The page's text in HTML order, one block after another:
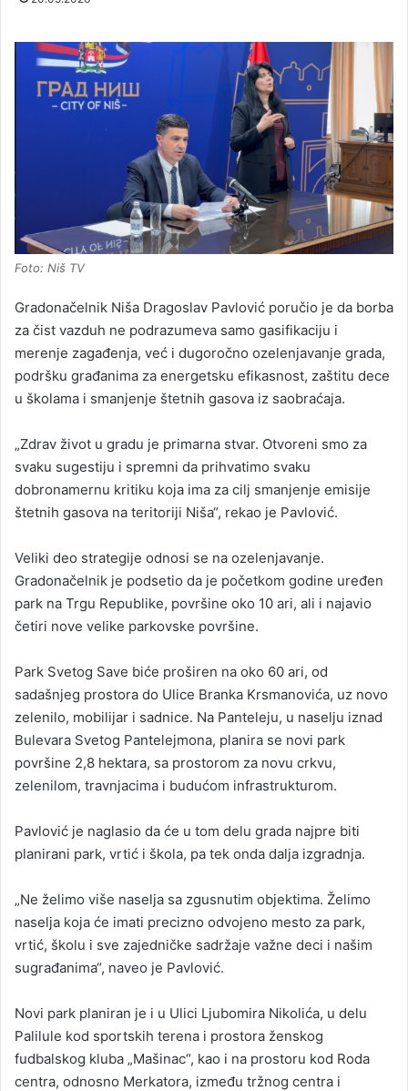
Foto: Niš TV
Gradonačelnik Niša Dragoslav Pavlović poručio je da borba
za čist vazduh ne podrazumeva samo gasifikaciju i
merenje zagađenja, već i dugoročno ozelenjavanje grada,
podršku građanima za energetsku efikasnost, zaštitu dece
u školama i smanjenje štetnih gasova iz saobraćaja.
„Zdrav život u gradu je primarna stvar. Otvoreni smo za
svaku sugestiju i spremni da prihvatimo svaku
dobronamernu kritiku koja ima za cilj smanjenje emisije
štetnih gasova na teritoriji Niša“, rekao je Pavlović.
Veliki deo strategije odnosi se na ozelenjavanje.
Gradonačelnik je podsetio da je početkom godine uređen
park na Trgu Republike, površine oko 10 ari, ali i najavio
četiri nove velike parkovske površine.
Park Svetog Save biće proširen na oko 60 ari, od
sadašnjeg prostora do Ulice Branka Krsmanovića, uz novo
zelenilo, mobilijar i sadnice. Na Panteleju, u naselju iznad
Bulevara Svetog Pantelejmona, planira se novi park
površine 2,8 hektara, sa prostorom za novu crkvu,
zelenilom, travnjacima i budućom infrastrukturom.
Pavlović je naglasio da će u tom delu grada najpre biti
planirani park, vrtić i škola, pa tek onda dalja izgradnja.
„Ne želimo više naselja sa zgusnutim objektima. Želimo
naselja koja će imati precizno odvojeno mesto za park,
vrtić, školu i sve zajedničke sadržaje važne deci i našim
sugrađanima“, naveo je Pavlović.
Novi park planiran je i u Ulici Ljubomira Nikolića, u delu
Palilule kod sportskih terena i prostora ženskog
fudbalskog kluba „Mašinac“, kao i na prostoru kod Roda
centra, odnosno Merkatora, između tržnog centra i